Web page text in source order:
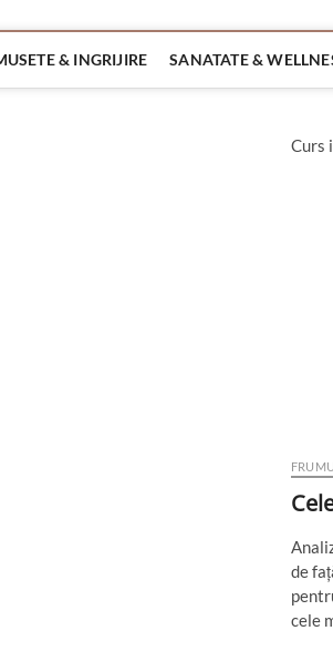
& INGRIJIRE SANATATE &
Curs
de
cele